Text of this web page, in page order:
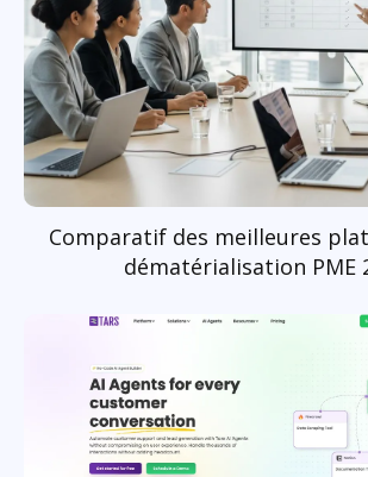
Comparatif des meilleures
dématérialisation PME